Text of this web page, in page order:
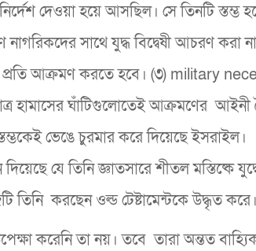
দেওয়া হয়ে আসছিল। সে তিনটি স্তম্ভ
সাথে যুদ্ধ বিদ্বেষী আচরণ করা
আক্রমণ করতে হবে। (৩) military
হামাসের ঘাঁটিগুলোতেই আক্রমণের আইনী
ভেঙে চুরমার করে দিয়েছে ইসরাইল।
যে তিনি জ্ঞাতসারে শীতল মস্তিষ্কে
করছেন ওল্ড টেষ্টামেন্টকে উদ্ধৃত করে।
করেনি তা নয়। তবে তারা অন্তত